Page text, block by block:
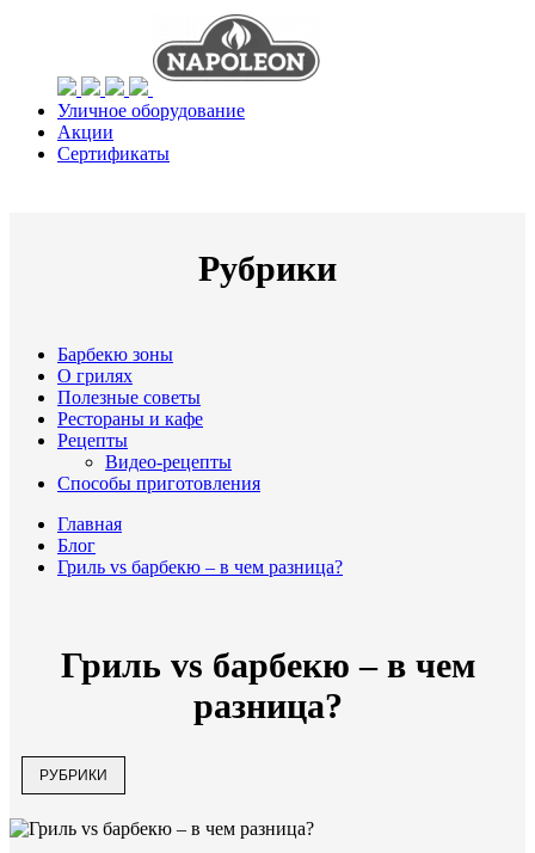
Уличное оборудование
Акции
Сертификаты
Рубрики
Барбекю зоны
О грилях
Полезные советы
Рестораны и кафе
Рецепты
Видео-рецепты
Способы приготовления
Главная
Блог
Гриль vs барбекю – в чем разница?
Гриль vs барбекю – в чем
разница?
РУБРИКИ